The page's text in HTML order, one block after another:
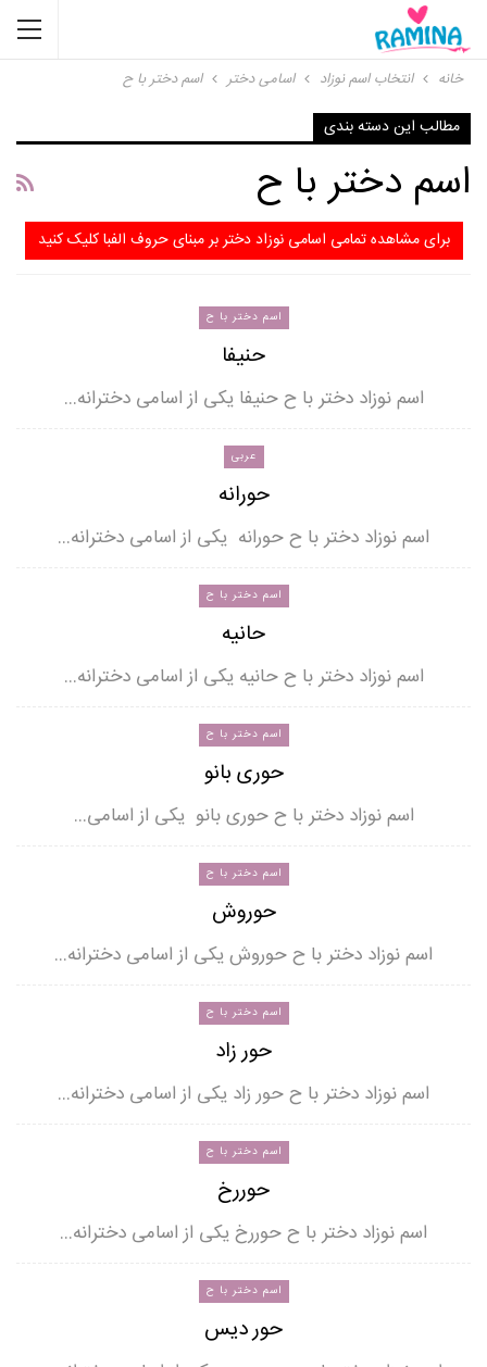
خانه انتخاب اسم نوزاد اسامی دختر اسم دختر با ح
مطالب این دسته بندی
اسم دختر با ح
برای مشاهده تمامی اسامی نوزاد دختر بر مبنای حروف الفبا کلیک کنید
اسم دختر با ح
حنیفا
اسم نوزاد دختر با ح حنیفا یکی از اسامی دخترانه…
عربی
حورانه
اسم نوزاد دختر با ح حورانه یکی از اسامی دخترانه…
اسم دختر با ح
حانیه
اسم نوزاد دختر با ح حانیه یکی از اسامی دخترانه…
اسم دختر با ح
حوری بانو
اسم نوزاد دختر با ح حوری بانو یکی از اسامی…
اسم دختر با ح
حوروش
اسم نوزاد دختر با ح حوروش یکی از اسامی دخترانه…
اسم دختر با ح
حور زاد
اسم نوزاد دختر با ح حور زاد یکی از اسامی دخترانه…
اسم دختر با ح
حوررخ
اسم نوزاد دختر با ح حوررخ یکی از اسامی دخترانه…
اسم دختر با ح
حور دیس